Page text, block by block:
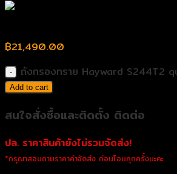
฿21,490.00
ถังกรองทราย Hayward S244T2
Add to cart
สนใจสั่งซื้อและติดตั้ง ติดต่อ
ปล. ราคาสินค้ายังไม่รวมจัดส่ง!
*กรุณาสอบถามราคาค่าจัดส่ง ก่อนโอนทุกครั้งนะคะ